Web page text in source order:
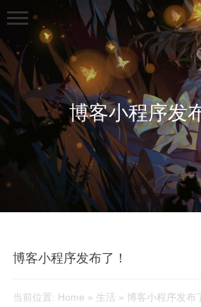
博客小程序发
博客小程序发布了！
当前位置: Home » 生活 » 博客小程序发布
首页
LeetCode刷题
机器学习笔记